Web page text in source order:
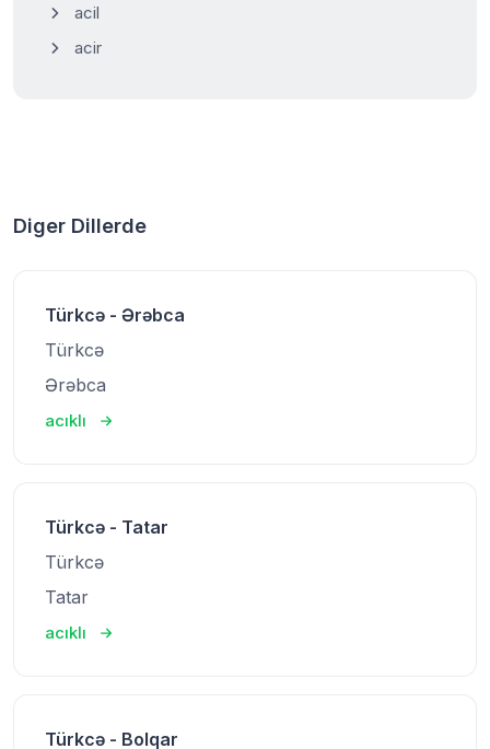
acil
acir
Diger Dillerde
Türkcə - Ərəbca
Türkcə
Ərəbca
acıklı
Türkcə - Tatar
Türkcə
Tatar
acıklı
Türkcə - Bolqar